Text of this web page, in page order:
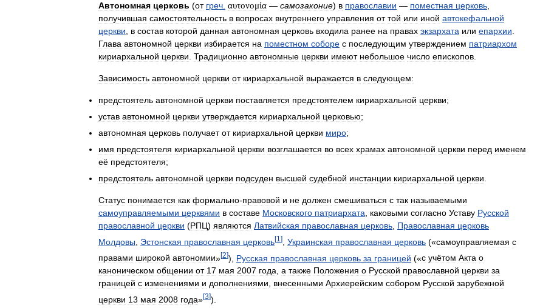
Автономная церковь (от греч αυτονομία — самозаконие) в православии — поместная церковь
получившая самостоятельность в вопросах внутреннего управления от той или иной автокефальной
церкви
в состав которой данная автономная церковь входила ранее на правах экзархата или епархии
Глава автономной церкви избирается на поместном соборе с последующим утверждением патриархом
кириархальной церкви Традиционно автономные церкви имеют небольшое число епископов
Зависимость автономной церкви от кириархальной выражается в следующем:
предстоятель автономной церкви поставляется предстоятелем кириархальной церкви;
устав автономной церкви утверждается кириархальной церковью;
автономная церковь получает от кириархальной церкви миро;
имя предстоятеля кириархальной церкви возглашается во всех храмах автономной церкви перед именем
её предстоятеля;
предстоятель автономной церкви подсуден высшей судебной инстанции кириархальной церкви
Статус понимается как формально-правовой и не должен смешиваться с так называемыми
самоуправляемыми церквями в составе Московского патриархата каковыми согласно Уставу Русской
православной церкви (РПЦ) являются Латвийская православная церковь Православная церковь
Молдовы
Эстонская православная церковь[1 ] Украинская православная церковь («самоуправляемая с
правами широкой автономии»[2]), Русская православная церковь за границей («с учётом Акта о
каноническом общении от 17 мая 2007 года, а также Положения о Русской православной церкви за
границей с изменениями и дополнениями, внесенными Архиерейским собором Русской зарубежной
церкви 13 мая 2008 года»[3]).